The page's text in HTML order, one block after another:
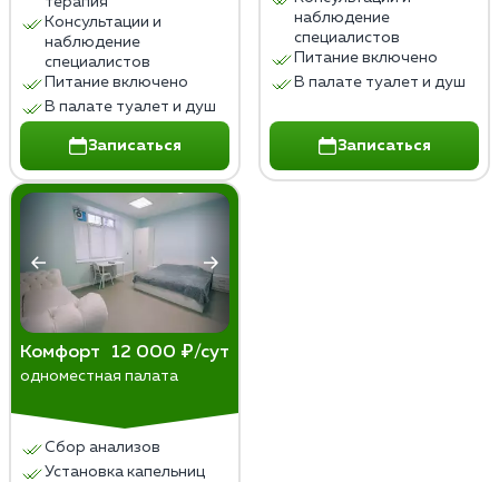
Консультации и
наблюдение
специалистов
Питание включено
В палате туалет и душ
Записаться
наблюдение
специалистов
Питание включено
В палате туалет и душ
Записаться
Комфорт 12 000 ₽/сут
одноместная палата
Сбор анализов
Установка капельниц